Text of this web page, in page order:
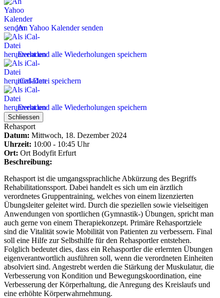
An Yahoo Kalender senden
Event und alle Wiederholungen speichern
iCal-Datei speichern
Event und alle Wiederholungen speichern
Schliessen
Rehasport
Datum: Mittwoch, 18. Dezember 2024
Uhrzeit: 10:00 - 10:45 Uhr
Ort: Ort Bodyfit Erfurt
Beschreibung:
Rehasport ist die umgangssprachliche Abkürzung des Begriffs
Rehabilitationssport. Dabei handelt es sich um ein ärztlich
verordnetes Gruppentraining, welches von einem lizenzierten
Übungsleiter geleitet wird. Durch die speziellen sowie vielseitigen
Anwendungen von sportlichen (Gymnastik-) Übungen, spricht man
auch gerne von einem Therapiekonzept. Primäre Rehasportziele
sind die Vitalität sowie Mobilität von Patienten zu verbessern. Final
soll eine Hilfe zur Selbsthilfe für den Rehasportler entstehen.
Folglich bedeutet dies, dass ein Rehasportler die erlernten Übungen
eigenverantwortlich ausführen soll, wenn die verordneten Einheiten
absolviert sind. Angestrebt werden die Stärkung der Muskulatur, die
Verbesserung von Kondition und Bewegungskoordination, eine
Verbesserung der Körperhaltung, die Anregung des Kreislaufs und
eine erhöhte Körperwahrnehmung.